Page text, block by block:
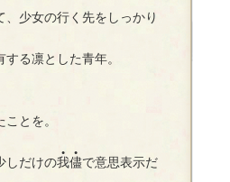
少女の行く先をしっかり
る凛とした青年。
とを。
しだけの我
●
儘
●
で意思表示だ